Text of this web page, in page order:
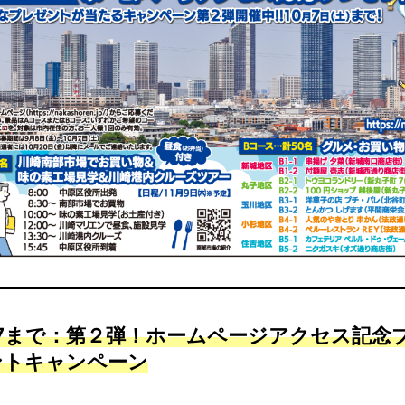
で：第２弾！ホームページアクセス記念
キャンペーン